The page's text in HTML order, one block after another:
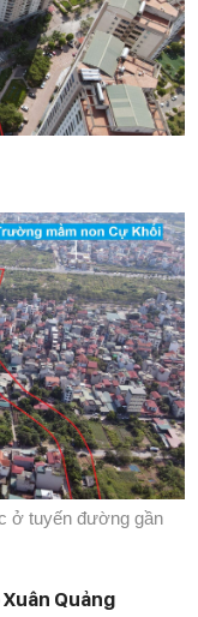
ở tuyến đường gần
Quảng